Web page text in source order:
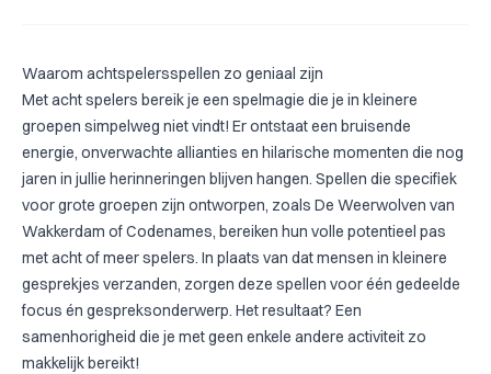
Waarom achtspelersspellen zo geniaal zijn
Met acht spelers bereik je een spelmagie die je in kleinere
groepen simpelweg niet vindt! Er ontstaat een bruisende
energie, onverwachte allianties en hilarische momenten die nog
jaren in jullie herinneringen blijven hangen. Spellen die specifiek
voor grote groepen zijn ontworpen, zoals De Weerwolven van
Wakkerdam ofCodenames, bereiken hun volle potentieel pas
met acht of meer spelers. In plaats van dat mensen in kleinere
gesprekjes verzanden, zorgen deze spellen voor één gedeelde
focus én gespreksonderwerp. Het resultaat? Een
samenhorigheid die je met geen enkele andere activiteit zo
makkelijk bereikt!